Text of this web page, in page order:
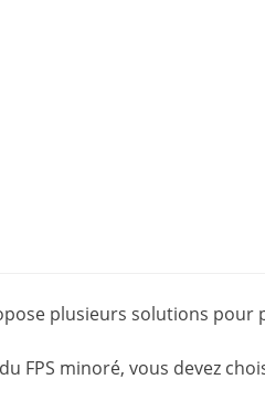
plusieurs solutions pour
FPS minoré, vous devez